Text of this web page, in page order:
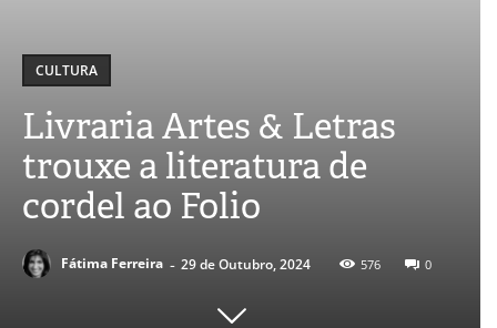
CULTURA
Livraria Artes & Letras
trouxe a literatura de
cordel ao Folio
Fátima Ferreira - 29 de Outubro, 2024 576 0